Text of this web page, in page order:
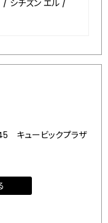
/ シチズン エル /
キュービックプラザ